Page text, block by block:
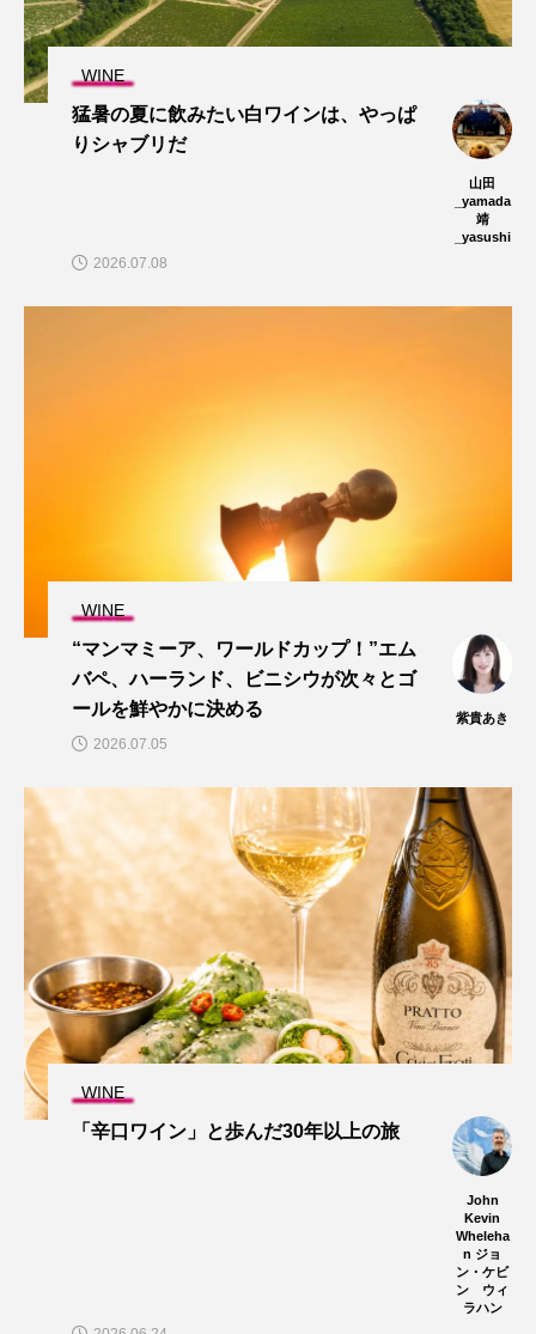
WINE
猛暑の夏に飲みたい白ワインは、やっぱ
りシャブリだ
山田
_yamada
靖
_yasushi
2026.07.08
WINE
“マンマミーア、ワールドカップ！”エム
バペ、ハーランド、ビニシウが次々とゴ
ールを鮮やかに決める
紫貴あき
2026.07.05
WINE
「辛口ワイン」と歩んだ30年以上の旅
John
Kevin
Wheleha
n ジョ
ン・ケビ
ン ウィ
ラハン